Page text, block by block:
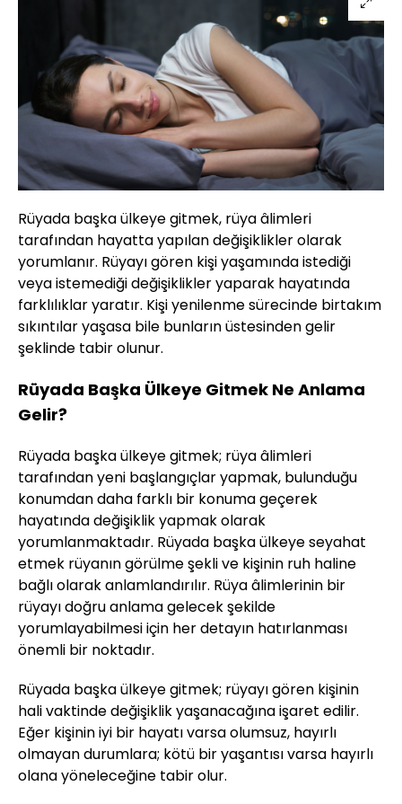
Rüyada başka ülkeye gitmek, rüya âlimleri
tarafından hayatta yapılan değişiklikler olarak
yorumlanır. Rüyayı gören kişi yaşamında istediği
veya istemediği değişiklikler yaparak hayatında
farklılıklar yaratır. Kişi yenilenme sürecinde birtakım
sıkıntılar yaşasa bile bunların üstesinden gelir
şeklinde tabir olunur.
Rüyada Başka Ülkeye Gitmek Ne Anlama
Gelir?
Rüyada başka ülkeye gitmek; rüya âlimleri
tarafından yeni başlangıçlar yapmak, bulunduğu
konumdan daha farklı bir konuma geçerek
hayatında değişiklik yapmak olarak
yorumlanmaktadır. Rüyada başka ülkeye seyahat
etmek rüyanın görülme şekli ve kişinin ruh haline
bağlı olarak anlamlandırılır. Rüya âlimlerinin bir
rüyayı doğru anlama gelecek şekilde
yorumlayabilmesi için her detayın hatırlanması
önemli bir noktadır.
Rüyada başka ülkeye gitmek; rüyayı gören kişinin
hali vaktinde değişiklik yaşanacağına işaret edilir.
Eğer kişinin iyi bir hayatı varsa olumsuz, hayırlı
olmayan durumlara; kötü bir yaşantısı varsa hayırlı
olana yöneleceğine tabir olur.